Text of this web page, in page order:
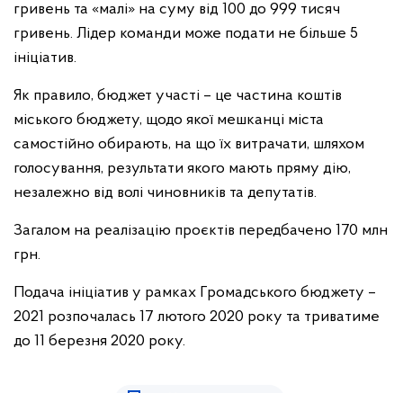
гривень та «малі» на суму від 100 до 999 тисяч
гривень. Лідер команди може подати не більше 5
ініціатив.
Як правило, бюджет участі – це частина коштів
міського бюджету, щодо якої мешканці міста
самостійно обирають, на що їх витрачати, шляхом
голосування, результати якого мають пряму дію,
незалежно від волі чиновників та депутатів.
Загалом на реалізацію проєктів передбачено 170 млн
грн.
Подача ініціатив у рамках Громадського бюджету –
2021 розпочалась 17 лютого 2020 року та триватиме
до 11 березня 2020 року.